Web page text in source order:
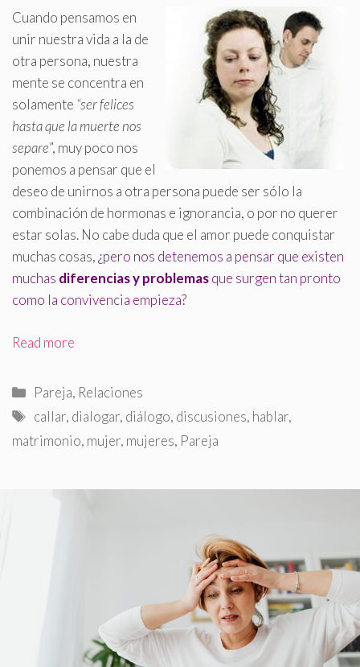
Cuando pensamos en
unir nuestra vida a la de
otra persona, nuestra
mente se concentra en
solamente “ser felices
hasta que la muerte nos
separe”, muy poco nos
ponemos a pensar que el
deseo de unirnos a otra persona puede ser sólo la
combinación de hormonas e ignorancia, o por no querer
estar solas. No cabe duda que el amor puede conquistar
muchas cosas,¿pero nos detenemos a pensar que existen
muchas diferencias y problemasque surgen tan pronto
como la convivencia empieza?
Read more
Categorías
Pareja, Relaciones
Etiquetas
callar, dialogar, diálogo, discusiones, hablar,
matrimonio, mujer, mujeres, Pareja